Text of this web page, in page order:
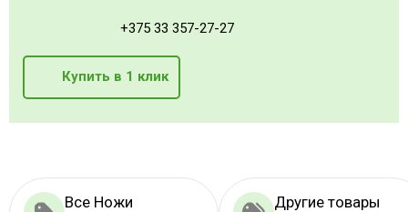
+375 33 357-27-27
Купить в 1 клик
Все Ножи
Другие товары